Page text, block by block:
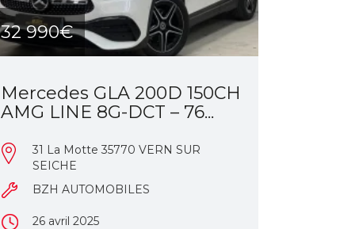
32 990€
Mercedes GLA 200D 150CH
AMG LINE 8G-DCT – 76...
31 La Motte 35770 VERN SUR
SEICHE
BZH AUTOMOBILES
26 avril 2025